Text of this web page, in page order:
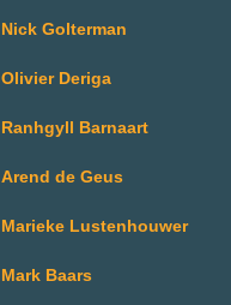
Nick Golterman
Olivier Deriga
Ranhgyll Barnaart
Arend de Geus
Marieke Lustenhouwer
Mark Baars